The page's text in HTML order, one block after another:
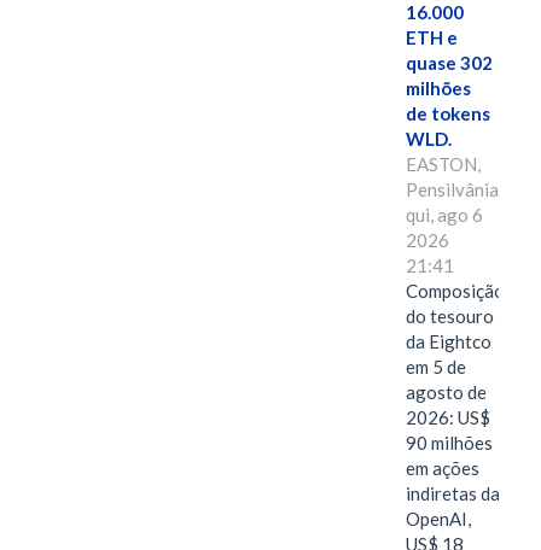
16.000
ETH e
quase 302
milhões
de tokens
WLD.
EASTON,
Pensilvânia,
qui, ago 6
2026
21:41
Composição
do tesouro
da Eightco
em 5 de
agosto de
2026: US$
90 milhões
em ações
indiretas da
OpenAI,
US$ 18